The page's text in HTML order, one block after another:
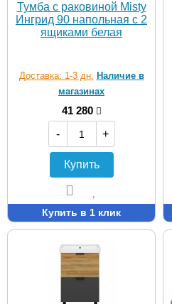
Тумба с раковиной Misty
Ингрид 90 напольная с 2
ящиками белая
Доставка: 1-3 дн. Наличие в
магазинах
41 280
-
+
Купить
Купить в 1 клик